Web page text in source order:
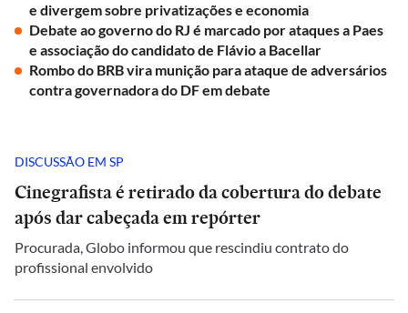
e divergem sobre privatizações e economia
Debate ao governo do RJ é marcado por ataques a Paes
e associação do candidato de Flávio a Bacellar
Rombo do BRB vira munição para ataque de adversários
contra governadora do DF em debate
DISCUSSÃO EM SP
Cinegrafista é retirado da cobertura do debate
após dar cabeçada em repórter
Procurada, Globo informou que rescindiu contrato do
profissional envolvido